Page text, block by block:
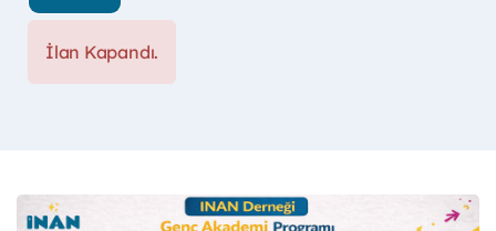
İlan Kapandı.